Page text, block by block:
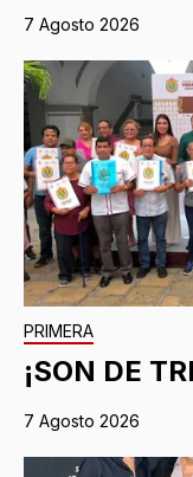
7 Agosto 2026
PRIMERA
¡SON DE
7 Agosto 2026